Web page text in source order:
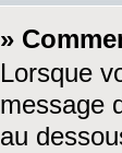
»
Lorsque
message
au